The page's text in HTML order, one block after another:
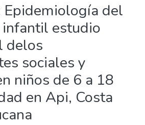
Epidemiología del
estudio
delos
sociales y
niños de 6 a 18
en Api, Costa